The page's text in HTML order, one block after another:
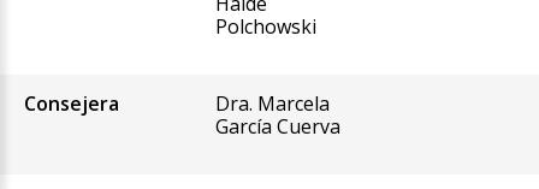
Polchowski
Consejera
Dra. Marcela
García Cuerva